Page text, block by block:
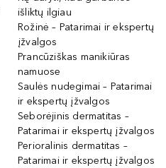
išliktų ilgiau
Rožinė – Patarimai ir ekspertų
įžvalgos
Prancūziškas manikiūras
namuose
Saulės nudegimai – Patarimai
ir ekspertų įžvalgos
Seborėjinis dermatitas –
Patarimai ir ekspertų įžvalgos
Perioralinis dermatitas –
Patarimai ir ekspertų įžvalgos